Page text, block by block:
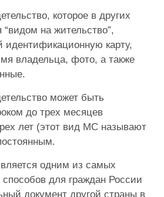
которое в других
“видом на жительство”,
идентификационную карту,
владельца, фото, а также
может быть
до трех месяцев
лет (этот вид МС называют
одним из самых
для граждан России
документ другой страны в